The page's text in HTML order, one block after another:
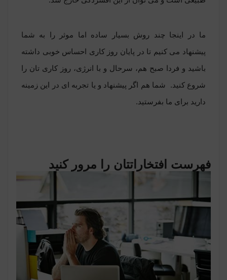
ما در اینجا چند روش بسیار ساده اما موثر را به شما
پیشنهاد می کنیم تا در پایان روز کاری احساس خوبی داشته
باشید و فردا صبح هم، سرحال و با انرژی، روز کاری تان را
شروع کنید. شما هم اگر پیشنهاد و یا تجربه ای در این زمینه
دارید برای ما بفرستید.
فهرست افتخاراتتان را مرور کنید